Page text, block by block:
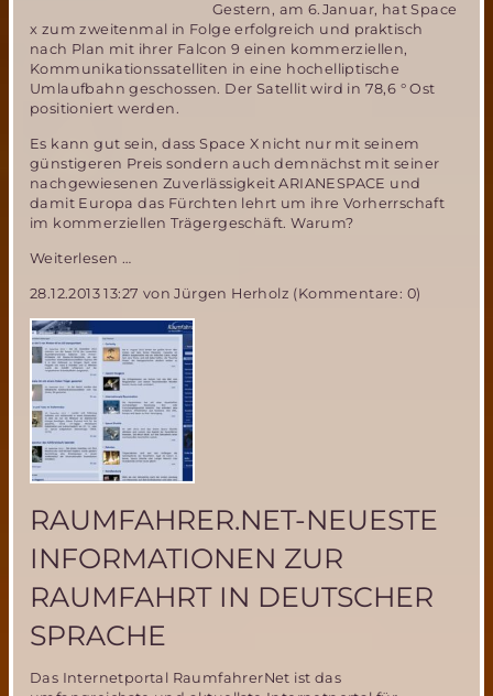
Gestern, am 6.Januar, hat Space
x zum zweitenmal in Folge erfolgreich und praktisch
nach Plan mit ihrer Falcon 9 einen kommerziellen,
Kommunikationssatelliten in eine hochelliptische
Umlaufbahn geschossen. Der Satellit wird in 78,6 ° Ost
positioniert werden.
Es kann gut sein, dass Space X nicht nur mit seinem
günstigeren Preis sondern auch demnächst mit seiner
nachgewiesenen Zuverlässigkeit ARIANESPACE und
damit Europa das Fürchten lehrt um ihre Vorherrschaft
im kommerziellen Trägergeschäft. Warum?
Weiterlesen …
X
mit
der
Falcon
9
ARIANESPACE
das
Fürchten?
28.12.2013 13:27 von Jürgen Herholz (Kommentare: 0)
RAUMFAHRER.NET-NEUESTE
INFORMATIONEN ZUR
RAUMFAHRT IN DEUTSCHER
SPRACHE
Das Internetportal RaumfahrerNet ist das